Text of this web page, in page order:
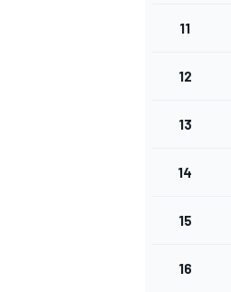
11
12
13
14
15
16